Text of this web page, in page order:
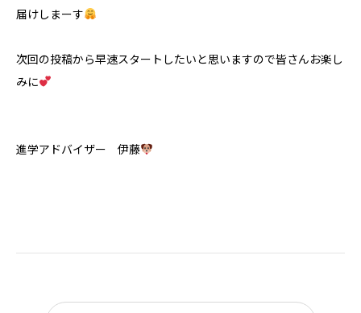
届けしまーす
次回の投稿から早速スタートしたいと思いますので皆さんお楽し
みに
進学アドバイザー 伊藤